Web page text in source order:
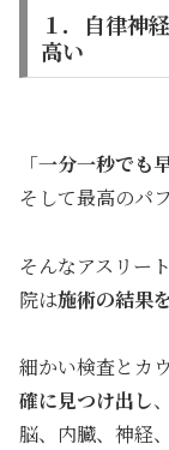
１．自律神
高い
「一分一秒でも
そして最高のパ
そんなアスリー
院は施術の結果
細かい検査とカ
確に見つけ出し
脳、内臓、神経